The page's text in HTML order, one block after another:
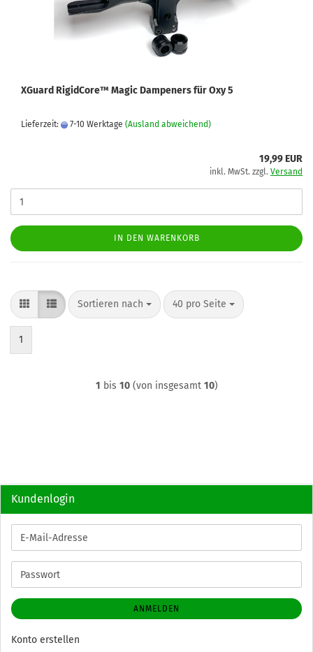
XGuard RigidCore™ Magic Dampeners für Oxy 5
Lieferzeit: 7-10 Werktage (Ausland abweichend)
19,99 EUR
inkl. MwSt. zzgl. Versand
IN DEN WARENKORB
Sortieren nach
Sortieren nach 40 pro Seite
pro Seite
1
1 bis 10(von insgesamt 10)
Kundenlogin
E-
Mail-
Adresse
Passwort
ANMELDEN
Konto erstellen